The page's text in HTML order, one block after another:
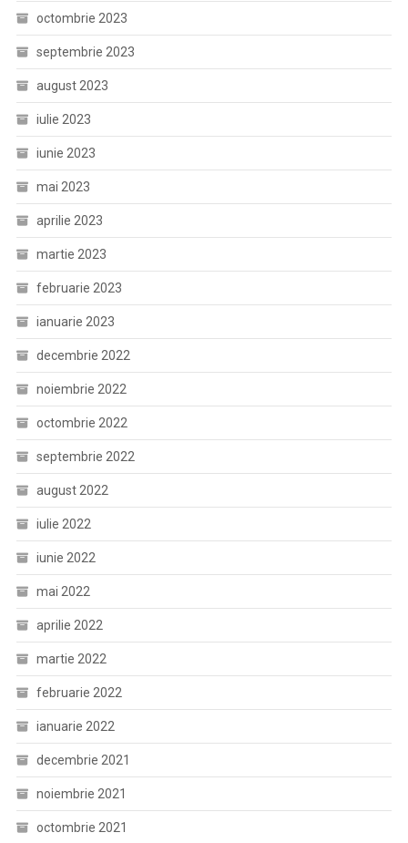
octombrie 2023
septembrie 2023
august 2023
iulie 2023
iunie 2023
mai 2023
aprilie 2023
martie 2023
februarie 2023
ianuarie 2023
decembrie 2022
noiembrie 2022
octombrie 2022
septembrie 2022
august 2022
iulie 2022
iunie 2022
mai 2022
aprilie 2022
martie 2022
februarie 2022
ianuarie 2022
decembrie 2021
noiembrie 2021
octombrie 2021